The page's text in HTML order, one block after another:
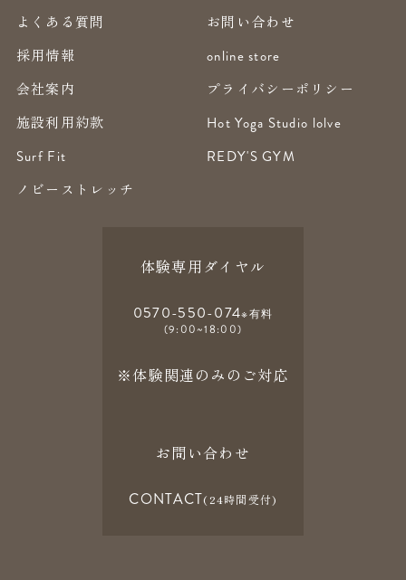
よくある質問
お問い合わせ
採用情報
online store
会社案内
プライバシーポリシー
施設利用約款
Hot Yoga Studio lolve
Surf Fit
REDY'S GYM
ノビーストレッチ
体験専用ダイヤル
0570-550-074※有料
(9:00~18:00)
※体験関連のみのご対応
お問い合わせ
CONTACT(24時間受付)